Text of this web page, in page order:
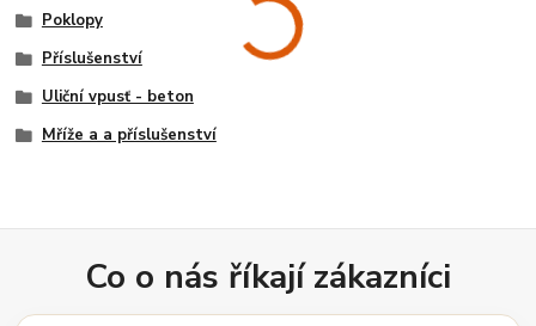
Poklopy
Příslušenství
Uliční vpusť - beton
Mříže a a příslušenství
Co o nás říkají zákazníci